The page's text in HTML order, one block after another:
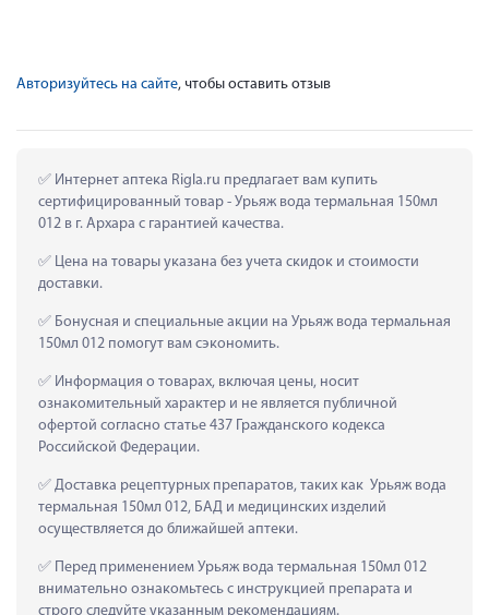
Авторизуйтесь на сайте, чтобы оставить отзыв
Интернет аптека Rigla.ru предлагает вам купить
сертифицированный товар - Урьяж вода термальная 150мл
012 в г. Архара с гарантией качества.
Цена на товары указана без учета скидок и стоимости
доставки.
Бонусная и специальные акции на Урьяж вода термальная
150мл 012 помогут вам сэкономить.
Информация о товарах, включая цены, носит
ознакомительный характер и не является публичной
офертой согласно статье 437 Гражданского кодекса
Российской Федерации.
Доставка рецептурных препаратов, таких как  Урьяж вода
термальная 150мл 012, БАД и медицинских изделий
осуществляется до ближайшей аптеки.
Перед применением Урьяж вода термальная 150мл 012
внимательно ознакомьтесь с инструкцией препарата и
строго следуйте указанным рекомендациям.